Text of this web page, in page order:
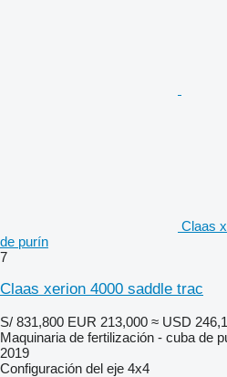
Claas
de purín
7
Claas xerion 4000 saddle trac
S/ 831,800 EUR 213,000 ≈ USD
Maquinaria de fertilización - cuba de
2019
Configuración del eje 4x4